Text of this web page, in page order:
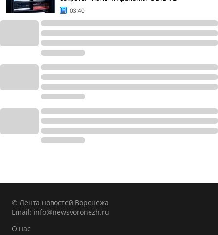
03:40
© Лента новостей Воронежа
Email: info@newsvoronezh.ru
О нас